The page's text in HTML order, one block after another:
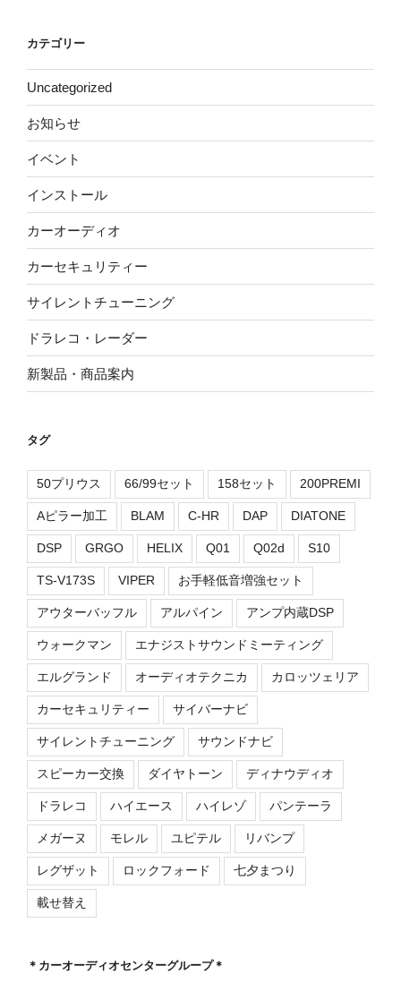
カテゴリー
Uncategorized
お知らせ
イベント
インストール
カーオーディオ
カーセキュリティー
サイレントチューニング
ドラレコ・レーダー
新製品・商品案内
タグ
50プリウス 66/99セット 158セット 200PREMI
Aピラー加工 BLAM C-HR DAP DIATONE
DSP GRGO HELIX Q01 Q02d S10
TS-V173S VIPER お手軽低音増強セット
アウターバッフル アルパイン アンプ内蔵DSP
ウォークマン エナジストサウンドミーティング
エルグランド オーディオテクニカ カロッツェリア
カーセキュリティー サイバーナビ
サイレントチューニング サウンドナビ
スピーカー交換 ダイヤトーン ディナウディオ
ドラレコ ハイエース ハイレゾ パンテーラ
メガーヌ モレル ユピテル リバンプ
レグザット ロックフォード 七夕まつり
載せ替え
＊カーオーディオセンターグループ＊